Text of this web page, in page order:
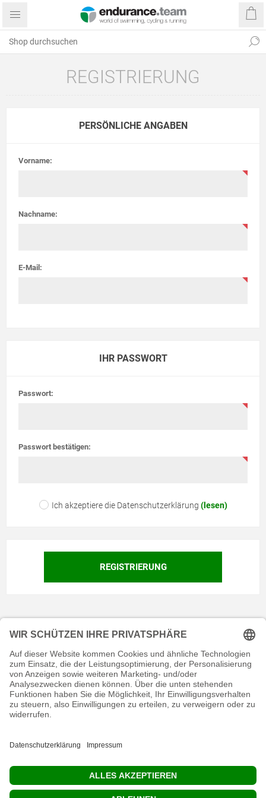
REGISTRIERUNG
PERSÖNLICHE ANGABEN
Vorname:
Nachname:
E-Mail:
IHR PASSWORT
Passwort:
Passwort bestätigen:
Ich akzeptiere die Datenschutzerklärung (lesen)
KONTAKT
RECHTLICHES
INFORMATIVES
MEIN KONTO